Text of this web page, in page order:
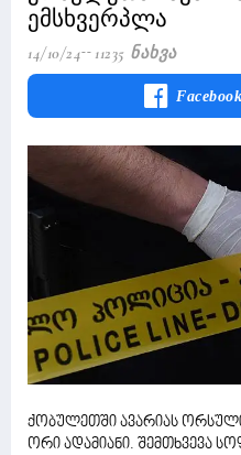
ემსხვერპლა
14/10/24 11235 Ნახვა
ქობულეთში ავარიას
ორი ადამიანი. შემთხვევა